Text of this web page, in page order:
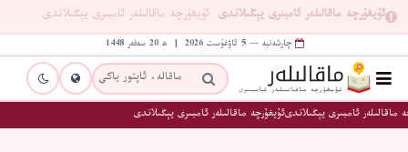
ئۇيغۇرچە ماقالىلەر ئامبىرى يېڭىلاندى ئۇيغۇرچە ماقالىلەر ئامبىرى يېڭىلاندى
چارشەنبە — 5 ئاۋغۇست 2026 | ھ 20 سەفەر 1448
ماقالىلەر ئامبىرى يېڭىلاندىئۇيغۇرچە ماقالىلەر ئامبىرى يېڭىلاندى